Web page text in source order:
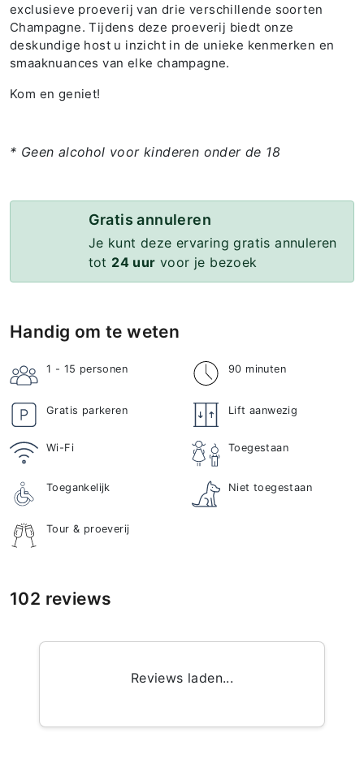
exclusieve proeverij van drie verschillende soorten
Champagne. Tijdens deze proeverij biedt onze
deskundige host u inzicht in de unieke kenmerken en
smaaknuances van elke champagne.
Kom en geniet!
* Geen alcohol voor kinderen onder de 18
Gratis annuleren
Je kunt deze ervaring gratis annuleren
tot 24 uur voor je bezoek
Handig om te weten
1 - 15 personen 90 minuten
Gratis parkeren Lift aanwezig
Wi-Fi Toegestaan
Toegankelijk Niet toegestaan
Tour & proeverij
102 reviews
Reviews laden...